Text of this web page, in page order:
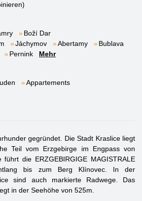
Boží Dar
Jáchymov Abertamy
Bublava
Pernink
Mehr
Appartements
gegründet. Die Stadt Kraslice liegt
Teil vom Erzgebirge im Engpass von
führt die ERZGEBIRGIGE MAGISTRALE
bis zum Berg Klínovec. In der
sind auch markierte Radwege. Das
in der Seehöhe von 525m.